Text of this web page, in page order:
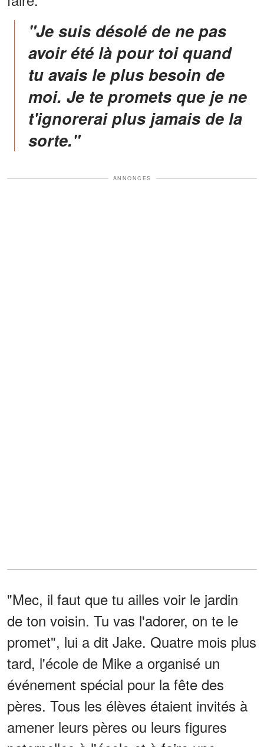
"Je suis désolé de ne pas
avoir été là pour toi quand
tu avais le plus besoin de
moi. Je te promets que je ne
t'ignorerai plus jamais de la
sorte."
ANNONCES
"Mec, il faut que tu ailles voir le jardin
de ton voisin. Tu vas l'adorer, on te le
promet", lui a dit Jake. Quatre mois plus
tard, l'école de Mike a organisé un
événement spécial pour la fête des
pères. Tous les élèves étaient invités à
amener leurs pères ou leurs figures